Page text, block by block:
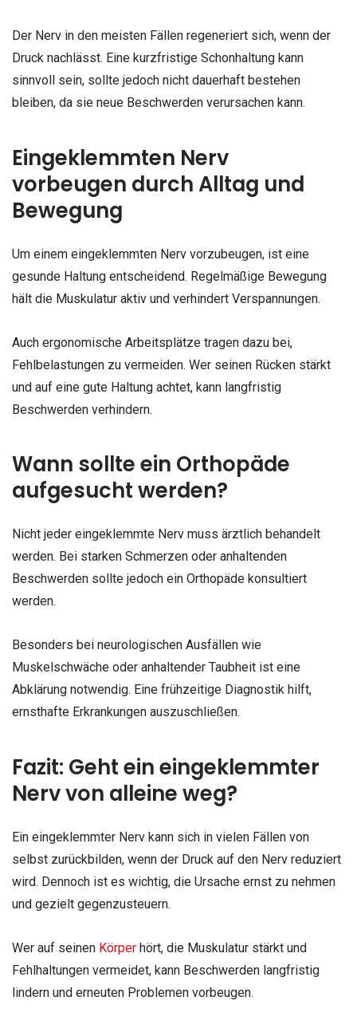
Der Nerv in den meisten Fällen regeneriert sich, wenn der
Druck nachlässt. Eine kurzfristige Schonhaltung kann
sinnvoll sein, sollte jedoch nicht dauerhaft bestehen
bleiben, da sie neue Beschwerden verursachen kann.
Eingeklemmten Nerv
vorbeugen durch Alltag und
Bewegung
Um einem eingeklemmten Nerv vorzubeugen, ist eine
gesunde Haltung entscheidend. Regelmäßige Bewegung
hält die Muskulatur aktiv und verhindert Verspannungen.
Auch ergonomische Arbeitsplätze tragen dazu bei,
Fehlbelastungen zu vermeiden. Wer seinen Rücken stärkt
und auf eine gute Haltung achtet, kann langfristig
Beschwerden verhindern.
Wann sollte ein Orthopäde
aufgesucht werden?
Nicht jeder eingeklemmte Nerv muss ärztlich behandelt
werden. Bei starken Schmerzen oder anhaltenden
Beschwerden sollte jedoch ein Orthopäde konsultiert
werden.
Besonders bei neurologischen Ausfällen wie
Muskelschwäche oder anhaltender Taubheit ist eine
Abklärung notwendig. Eine frühzeitige Diagnostik hilft,
ernsthafte Erkrankungen auszuschließen.
Fazit: Geht ein eingeklemmter
Nerv von alleine weg?
Ein eingeklemmter Nerv kann sich in vielen Fällen von
selbst zurückbilden, wenn der Druck auf den Nerv reduziert
wird. Dennoch ist es wichtig, die Ursache ernst zu nehmen
und gezielt gegenzusteuern.
Wer auf seinen Körper hört, die Muskulatur stärkt und
Fehlhaltungen vermeidet, kann Beschwerden langfristig
lindern und erneuten Problemen vorbeugen.